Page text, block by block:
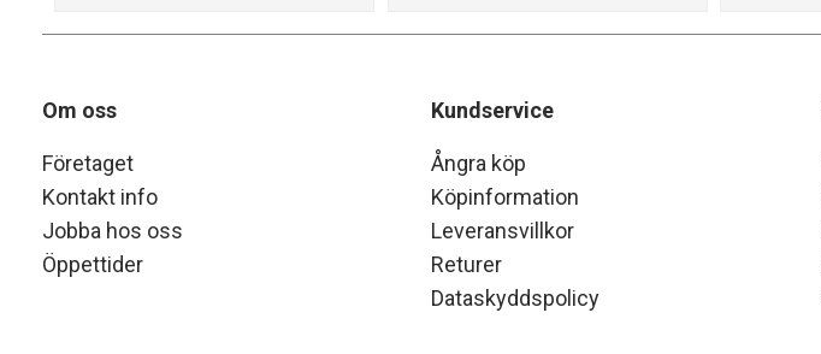
Om oss
Företaget
Kontakt info
Jobba hos oss
Öppettider
Kundservice
Ångra köp
Köpinformation
Leveransvillkor
Returer
Dataskyddspolicy